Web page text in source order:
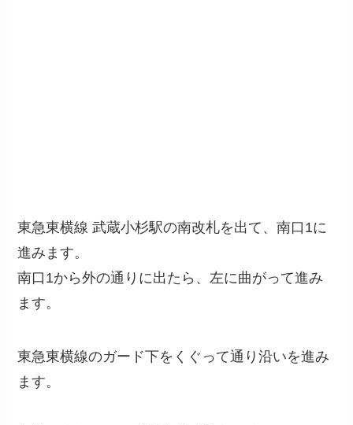
東急東横線 武蔵小杉駅の南改札を出て、南口1に
進みます。
南口1から外の通りに出たら、左に曲がって進み
ます。
東急東横線のガード下をくぐって通り沿いを進み
ます。